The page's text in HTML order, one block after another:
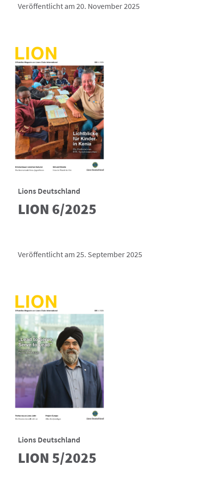
Veröffentlicht am 20. November 2025
Lions Deutschland
LION 6/2025
Veröffentlicht am 25. September 2025
Lions Deutschland
LION 5/2025